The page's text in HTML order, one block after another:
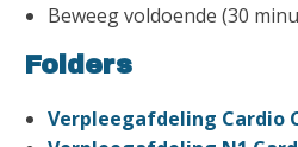
Beweeg voldoende (30
Folders
Verpleegafdeling Cardio